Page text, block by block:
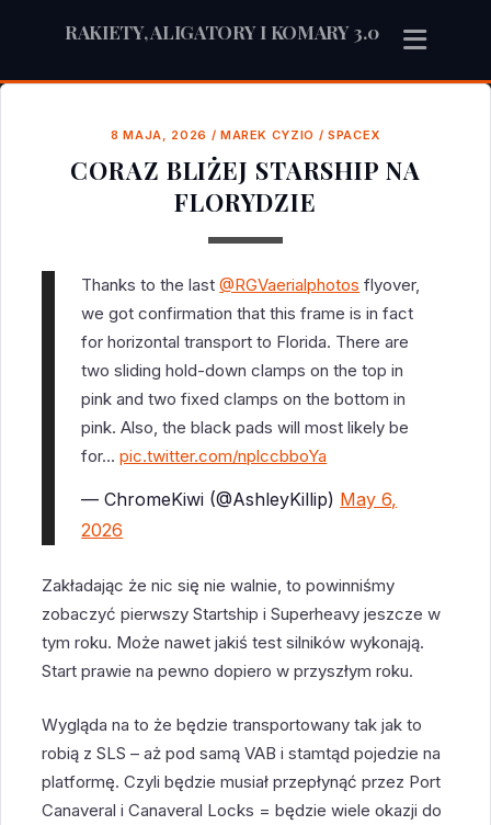
RAKIETY, ALIGATORY I KOMARY 3.0
8 MAJA, 2026 / MAREK CYZIO /SPACEX
CORAZ BLIŻEJ STARSHIP NA
FLORYDZIE
Thanks to the last@RGVaerialphotos flyover,
we got confirmation that this frame is in fact
for horizontal transport to Florida. There are
two sliding hold-down clamps on the top in
pink and two fixed clamps on the bottom in
pink. Also, the black pads will most likely be
for…pic.twitter.com/nplccbboYa
— ChromeKiwi (@AshleyKillip) May 6,
2026
Zakładając że nic się nie walnie, to powinniśmy
zobaczyć pierwszy Startship i Superheavy jeszcze w
tym roku. Może nawet jakiś test silników wykonają.
Start prawie na pewno dopiero w przyszłym roku.
Wygląda na to że będzie transportowany tak jak to
robią z SLS – aż pod samą VAB i stamtąd pojedzie na
platformę. Czyli będzie musiał przepłynąć przez Port
Canaveral i Canaveral Locks = będzie wiele okazji do